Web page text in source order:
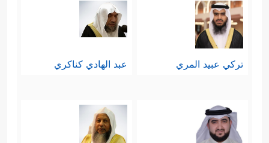
تركي عبيد المري عبد الهادي كناكري